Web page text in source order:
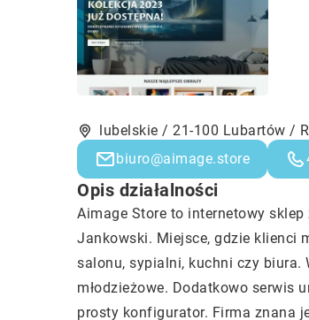
lubelskie / 21-100 Lubartów /
biuro@aimage.store
Opis działalności
Aimage Store to internetowy
Jankowski. Miejsce, gdzie klienci
salonu, sypialni, kuchni czy biura.
młodzieżowe. Dodatkowo serwis
prosty konfigurator. Firma znana